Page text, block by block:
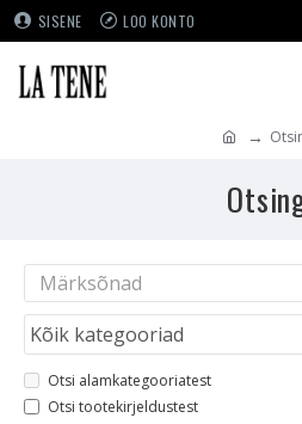
SISENE LOO KONTO
Otsi alamkategooriatest
Otsi tootekirjeldustest